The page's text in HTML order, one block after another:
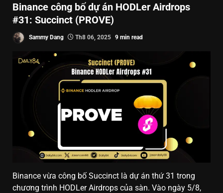
Binance công bố dự án HODLer Airdrops
#31: Succinct (PROVE)
Sammy Dang Th8 06, 2025 9 min read
Binance vừa công bố Succinct là dự án thứ 31 trong
chương trình HODLer Airdrops của sàn. Vào ngày 5/8,